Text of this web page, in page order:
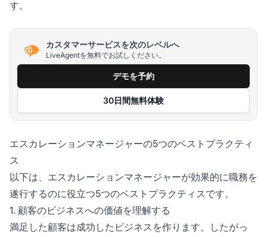
す。
カスタマーサービスを次のレベルへ
LiveAgentを無料でお試しください。
デモを予約
30日間無料体験
エスカレーションマネージャーの5つのベストプラクティ
ス
以下は、エスカレーションマネージャーが効果的に職務を
遂行するのに役立つ5つのベストプラクティスです。
1. 顧客のビジネスへの価値を理解する
満足した顧客は成功したビジネスを作ります。したがっ